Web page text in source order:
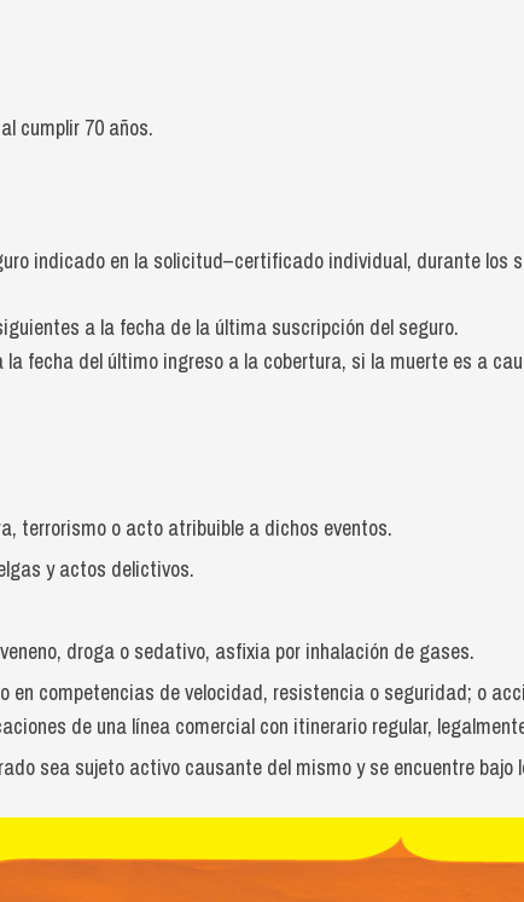
cumplir 70 años.
indicado en la solicitud–certificado individual, durante los
a la fecha de la última suscripción del seguro.
fecha del último ingreso a la cobertura, si la muerte es a
terrorismo o acto atribuible a dichos eventos.
y actos delictivos.
droga o sedativo, asfixia por inhalación de gases.
en competencias de velocidad, resistencia o seguridad; o
de una línea comercial con itinerario regular,
sea sujeto activo causante del mismo y se encuentre